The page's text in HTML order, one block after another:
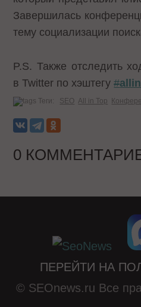
Завершилась
тему социализации
P.S. Также отследить
в Twitter по хэштегу#
Теги: SEO All in Top
0
ПЕРЕЙТИ НА
© SEOnews.ru Все